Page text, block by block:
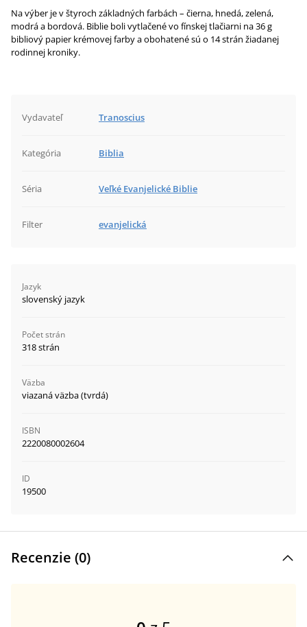
Na výber je v štyroch základných farbách – čierna, hnedá, zelená,
modrá a bordová. Biblie boli vytlačené vo fínskej tlačiarni na 36 g
bibliový papier krémovej farby a obohatené sú o 14 strán žiadanej
rodinnej kroniky.
Vydavateľ Tranoscius
Kategória Biblia
Séria Veľké Evanjelické Biblie
Filter evanjelická
Jazyk
slovenský jazyk
Počet strán
318 strán
Väzba
viazaná väzba (tvrdá)
ISBN
2220080002604
ID
19500
Recenzie (0)